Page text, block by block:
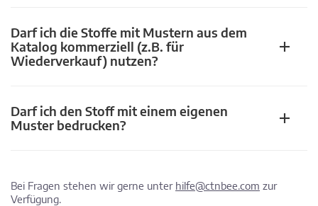
Darf ich die Stoffe mit Mustern aus dem
Katalog kommerziell (z.B. für
Wiederverkauf) nutzen?
Darf ich den Stoff mit einem eigenen
Muster bedrucken?
Bei Fragen stehen wir gerne unter hilfe@ctnbee.com zur
Verfügung.